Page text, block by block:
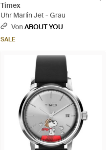
Timex
Uhr Marlin Jet - Grau
VonABOUT YOU
SALE